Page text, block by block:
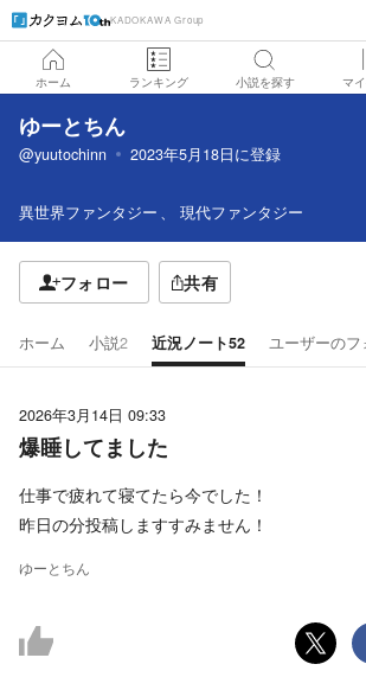
KADOKAWA Group
ホーム ランキング 小説を探す マ
ゆーとちん
@yuutochinn 2023年5月18日に登録
異世界ファンタジー 現代ファンタジー
フォロー 共有
ホーム 小説2 近況ノート52 ユーザーのフ
2026年3月14日 09:33
爆睡してました
仕事で疲れて寝てたら今でした！
昨日の分投稿しますすみません！
ゆーとちん